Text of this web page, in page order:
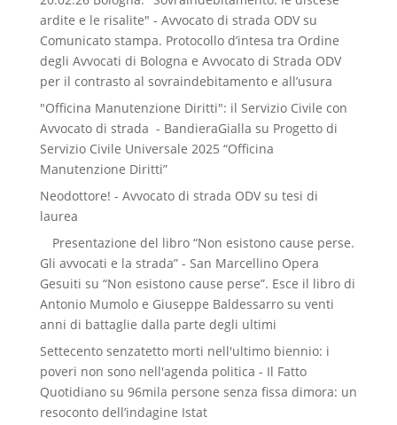
ardite e le risalite" - Avvocato di strada ODVsu
Comunicato stampa. Protocollo d’intesa tra Ordine
degli Avvocati di Bologna e Avvocato di Strada ODV
per il contrasto al sovraindebitamento e all’usura
"Officina Manutenzione Diritti": il Servizio Civile con
Avvocato di strada - BandieraGialla su Progetto di
Servizio Civile Universale 2025 “Officina
Manutenzione Diritti”
Neodottore! - Avvocato di strada ODVsu tesi di
laurea
Presentazione del libro “Non esistono cause perse.
Gli avvocati e la strada” - San Marcellino Opera
Gesuiti su “Non esistono cause perse”. Esce il libro di
Antonio Mumolo e Giuseppe Baldessarro su venti
anni di battaglie dalla parte degli ultimi
Settecento senzatetto morti nell'ultimo biennio: i
poveri non sono nell'agenda politica - Il Fatto
Quotidianosu 96mila persone senza fissa dimora: un
resoconto dell’indagine Istat